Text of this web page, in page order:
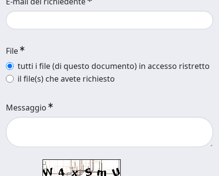
File
tutti i file (di questo documento) in accesso ristretto
il file(s) che avete richiesto
Messaggio